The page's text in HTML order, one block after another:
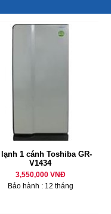
1 cánh Toshiba GR-
V1434
3,550,000 VNĐ
Bảo hành : 12 tháng